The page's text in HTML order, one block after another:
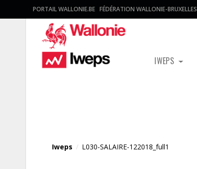
PORTAIL WALLONIE.BE FÉDÉRATION WALLONIE-BRUXELLES
IWEPS
Iweps / L030-SALAIRE-122018_full1